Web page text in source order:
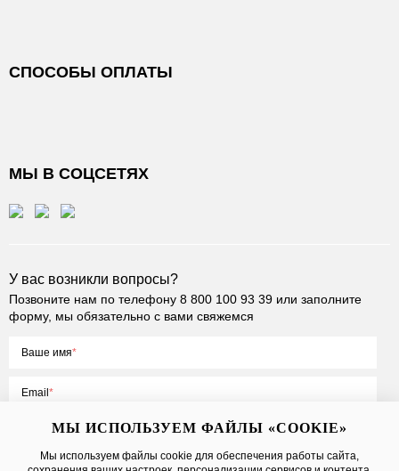
СПОСОБЫ ОПЛАТЫ
МЫ В СОЦСЕТЯХ
У вас возникли вопросы?
Позвоните нам по телефону 8 800 100 93 39 или заполните
форму, мы обязательно с вами свяжемся
Ваше имя
Email
МЫ ИСПОЛЬЗУЕМ ФАЙЛЫ «COOKIE»
Мы используем файлы cookie для обеспечения работы сайта,